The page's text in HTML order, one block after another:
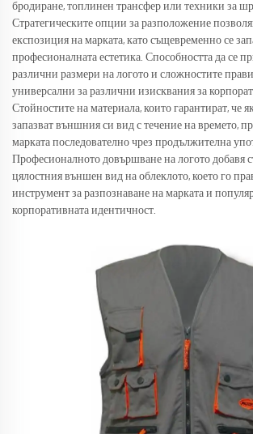
бродиране, топлинен трансфер или техники за
Стратегическите опции за разположение
експозиция на марката, като същевременно се
професионалната естетика. Способността да се
различни размери на логото и сложностите прави
универсални за различни изисквания за
Стойностите на материала, които гарантират, че
запазват външния си вид с течение на времето,
марката последователно чрез продължителна
Професионалното довършване на логото добавя
цялостния външен вид на облеклото, което го
инструмент за разпознаване на марката и
корпоративната идентичност.